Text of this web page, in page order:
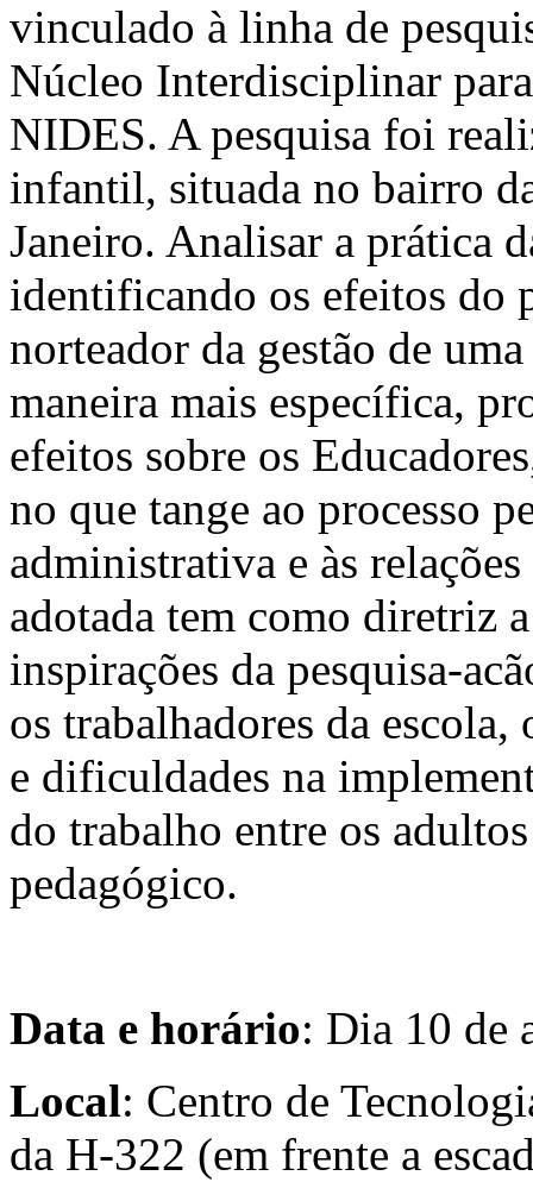
vinculado à linha de
Núcleo Interdisciplinar
NIDES. A pesquisa foi
infantil, situada no bairro
Janeiro. Analisar a prática
identificando os efeitos do
norteador da gestão de
maneira mais específica,
efeitos sobre os
no que tange ao processo
administrativa e às
adotada tem como diretriz
inspirações da pesquisa-
os trabalhadores da
e dificuldades na
do trabalho entre os
pedagógico.
Data e horário: Dia 10 de
Local: Centro de
da H-322 (em frente a